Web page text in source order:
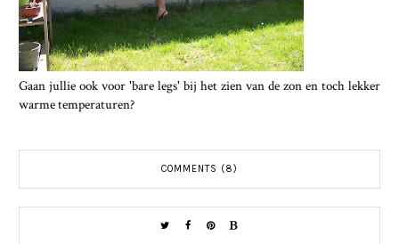
Gaan jullie ook voor 'bare legs' bij het zien van de zon en toch lekker
warme temperaturen?
COMMENTS (8)